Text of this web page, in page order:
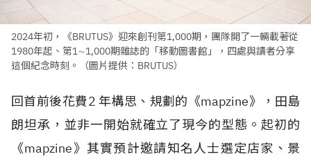
2024年初，《BRUTUS》迎來創刊第1,000期，團隊開了一輛載著從
1980年起、第1∼1,000期雜誌的「移動圖書館」，四處與讀者分享
這個紀念時刻。（圖片提供：BRUTUS）
回首前後花費2 年構思、規劃的《mapzine》，田島
朗坦承，並非一開始就確立了現今的型態。起初的
《mapzine》其實預計邀請知名人士選定店家、景